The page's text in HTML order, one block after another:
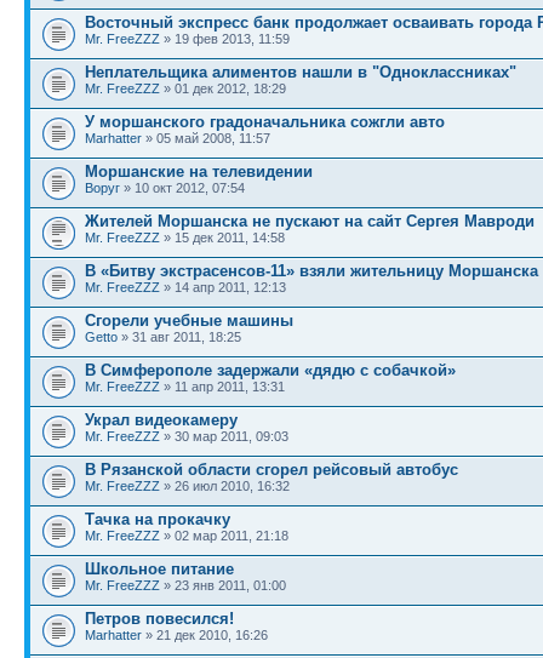
Восточный экспресс банк продолжает осваивать города
Mr. FreeZZZ » 19 фев 2013, 11:59
Неплательщика алиментов нашли в "Одноклассниках"
Mr. FreeZZZ » 01 дек 2012, 18:29
У моршанского градоначальника сожгли авто
Marhatter » 05 май 2008, 11:57
Моршанские на телевидении
Воруг » 10 окт 2012, 07:54
Жителей Моршанска не пускают на сайт Сергея Мавроди
Mr. FreeZZZ » 15 дек 2011, 14:58
В «Битву экстрасенсов-11» взяли жительницу Моршанска
Mr. FreeZZZ » 14 апр 2011, 12:13
Сгорели учебные машины
Getto » 31 авг 2011, 18:25
В Симферополе задержали «дядю с собачкой»
Mr. FreeZZZ » 11 апр 2011, 13:31
Украл видеокамеру
Mr. FreeZZZ » 30 мар 2011, 09:03
В Рязанской области сгорел рейсовый автобус
Mr. FreeZZZ » 26 июл 2010, 16:32
Тачка на прокачку
Mr. FreeZZZ » 02 мар 2011, 21:18
Школьное питание
Mr. FreeZZZ » 23 янв 2011, 01:00
Петров повесился!
Marhatter » 21 дек 2010, 16:26